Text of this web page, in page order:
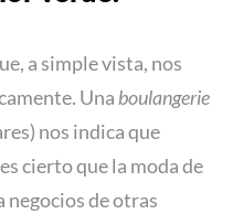
a simple vista, nos
Una boulangerie
nos indica que
cierto que la moda de
negocios de otras